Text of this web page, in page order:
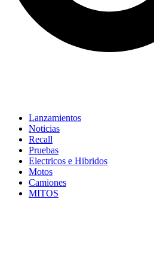
Lanzamientos
Noticias
Recall
Pruebas
Electricos e Hibridos
Motos
Camiones
MITOS